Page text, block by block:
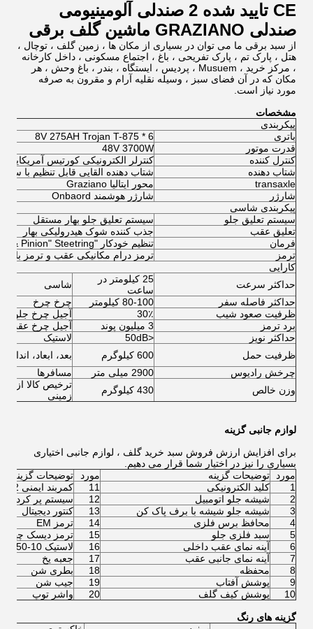
CE تایید شده 2 صندلی آلومینیومی
صندلی GRAZIANO ماشین گلف برقی
از سبد برقی ما می توان در بسیاری از مکان ها ، زمین گلف ، توچال ،
هتل ، پارک تم ، پارک تفریحی ، باغ ، اجتماع مسکونی ، داخل کارخانه
، مرکز خرید ، Musuem ، پردیس ، ایستگاه ، بندر ، باغ وحش ، هر
مکان که در آن فضای سبز ، وسیله نقلیه آرام و مقرون به صرفه
مورد نیاز است.
مشخصات
پیکربندی
باتری
6 * 8V 275AH Trojan T-875
قدرت موتور
48V 3700W
کنترل کننده
کنترلر الکترونیکی کورتیس آمریکایی
شتاب دهنده
شتاب دهنده القایی قابل تنظیم با
transaxle
محور ایتالیا Graziano
شارژر
شارژر هوشمند Onbaord
پیکربندی شاسی
سیستم تعلیق جلو
سیستم تعلیق جلو بهار مستقل
تعلیق عقب
جذب کننده شوک هیدرولیکی بهار
فرمان
تنظیم خودکار "Rack & Pinion" Steetring
ترمز
ترمز درام مکانیکی عقب و ترمز
کارایی
حداکثر سرعت
25 کیلومتر در
ساعت
شاسی
حداکثر فاصله سفر
80-100 کیلومتر
چرخ چرخ
ظرفیت صعود شیب
30٪
آجیل چرخ جلو
برد ترمز
3 میلیون پوند
آجیل چرخ عقب
حداکثر نویز
<50dB
لاستیک
ظرفیت حمل
600 کیلوگرم
بعد، ابعاد، اندازه
چرخش رادیوس
2900 میلی متر
مسافرها
وزن خالص
430 کیلوگرم
ترخیص کالا از
زمینی
لوازم جانبی گزینه
برای افزایش ارزش فروش سبد خرید گلف ، لوازم جانبی اختیاری
بسیاری را نیز در اختیار شما قرار می دهیم.
مورد
توضیحات گزینه مورد
توضیحات گزینه
1
کلید الکترونیکی 11
کمربند ایمنی 2 نقطه ای
2
شیشه جلو اتومبیل 12
سیستم پر کردن
3
شیشه جلو شیشه با برف پاک کن 13
کنتور دیجیتال
4
محافظ برس فلزی 14
ترمز EM
5
سبد فلزی جلو 15
ترمز دیسک چهار
6
آینه نمای عقب داخلی 16
لاستیک Carlisle 205 / 50-10 با چرخ 10 اینچ
7
آینه نمای جانبی عقب 17
جعبه یخ
8
محفظه 18
بطری شن
9
پوشش آفتاب 19
جیب شن
10
پوشش کیف گلف 20 واشر توپ
گزینه های رنگ